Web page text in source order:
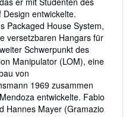
entwickelte.
Packaged House System,
versetzbaren Hangars für
Schwerpunkt des
Manipulator (LOM), eine
von
1969 zusammen
entwickelte. Fabio
Hannes Mayer (Gramazio